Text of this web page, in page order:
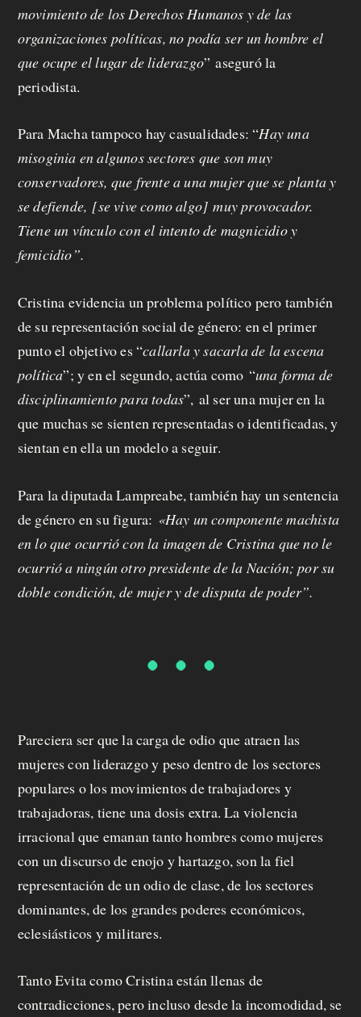
movimiento de los Derechos Humanos y de las
organizaciones políticas, no podía ser un hombre el
que ocupe el lugar de liderazgo” aseguró la
periodista.
Para Macha tampoco hay casualidades: “Hay una
misoginia en algunos sectores que son muy
conservadores, que frente a una mujer que se planta y
se defiende, [se vive como algo] muy provocador.
Tiene un vínculo con el intento de magnicidio y
femicidio”.
Cristina evidencia un problema político pero también
de su representación social de género: en el primer
punto el objetivo es “callarla y sacarla de la escena
política”; y en el segundo, actúa como “una forma de
disciplinamiento para todas”, al ser una mujer en la
que muchas se sienten representadas o identificadas, y
sientan en ella un modelo a seguir.
Para la diputada Lampreabe, también hay un sentencia
de género en su figura: «Hay un componente machista
en lo que ocurrió con la imagen de Cristina que no le
ocurrió a ningún otro presidente de la Nación; por su
doble condición, de mujer y de disputa de poder”.
Pareciera ser que la carga de odio que atraen las
mujeres con liderazgo y peso dentro de los sectores
populares o los movimientos de trabajadores y
trabajadoras, tiene una dosis extra. La violencia
irracional que emanan tanto hombres como mujeres
con un discurso de enojo y hartazgo, son la fiel
representación de un odio de clase, de los sectores
dominantes, de los grandes poderes económicos,
eclesiásticos y militares.
Tanto Evita como Cristina están llenas de
contradicciones, pero incluso desde la incomodidad, se